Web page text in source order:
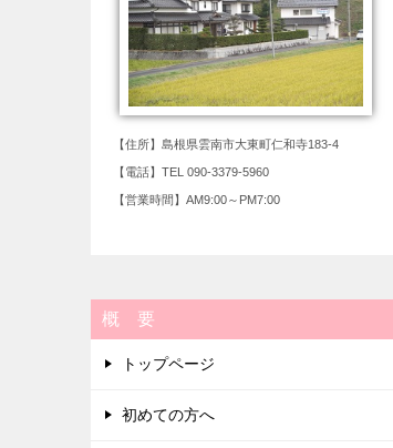
【住所】島根県雲南市大東町仁和寺183-4
【電話】TEL 090-3379-5960
【営業時間】AM9:00～PM7:00
概 要
トップページ
初めての方へ